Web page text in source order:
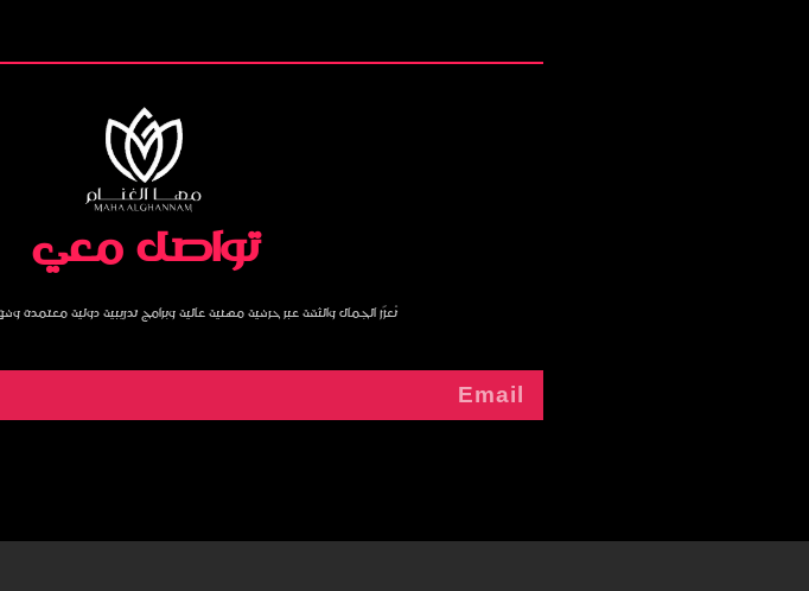
تواصل معي
نُعزّز الجمال والثقة عبر حرفية مهنية عالية وبرامج تدريبية دولية معتمدة